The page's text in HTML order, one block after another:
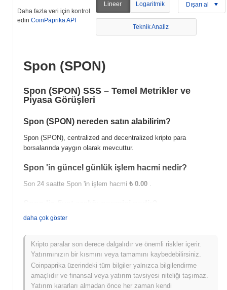
Daha fazla veri için kontrol
edin CoinPaprika API
Lineer Logaritmik Dışarı al
Teknik Analiz
Spon (SPON)
Spon (SPON) SSS – Temel Metrikler ve
Piyasa Görüşleri
Spon (SPON) nereden satın alabilirim?
Spon (SPON), centralized and decentralized kripto para
borsalarında yaygın olarak mevcuttur.
Spon 'in güncel günlük işlem hacmi nedir?
Son 24 saatte Spon 'in işlem hacmi ₺ 0.00 .
Tüm Zamanların En Yüksek Değeri (ATH):
Spon şu anda ATH'sinin ~65.31% altında işlem görüyor .
Spon , daha geniş kripto piyasasıyla
karşılaştırıldığında nasıl performans gösteriyor?
daha çok göster
Kripto paralar son derece dalgalıdır ve önemli riskler içerir.
Yatırımınızın bir kısmını veya tamamını kaybedebilirsiniz.
Coinpaprika üzerindeki tüm bilgiler yalnızca bilgilendirme
amaçlıdır ve finansal veya yatırım tavsiyesi niteliği taşımaz.
Yatırım kararları almadan önce her zaman kendi